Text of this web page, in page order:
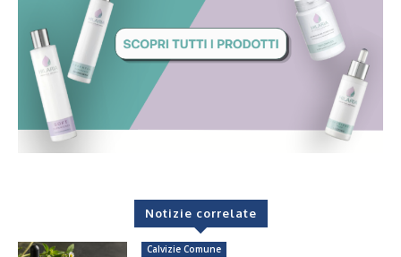
Notizie correlate
Calvizie Comune